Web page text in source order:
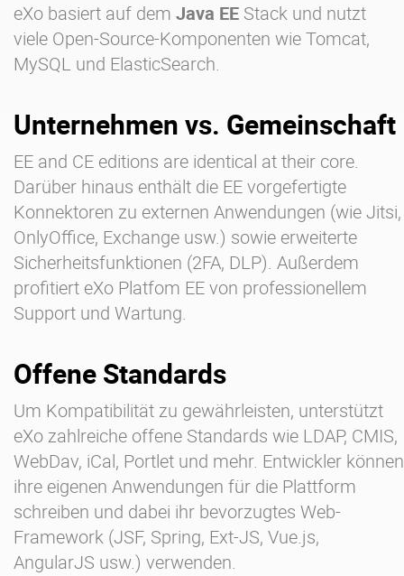
eXo basiert auf dem Java EE Stack und nutzt
viele Open-Source-Komponenten wie Tomcat,
MySQL und ElasticSearch.
Unternehmen vs. Gemeinschaft
EE and CE editions are identical at their core.
Darüber hinaus enthält die EE vorgefertigte
Konnektoren zu externen Anwendungen (wie Jitsi,
OnlyOffice, Exchange usw.) sowie erweiterte
Sicherheitsfunktionen (2FA, DLP). Außerdem
profitiert eXo Platfom EE von professionellem
Support und Wartung.
Offene Standards
Um Kompatibilität zu gewährleisten, unterstützt
eXo zahlreiche offene Standards wie LDAP, CMIS,
WebDav, iCal, Portlet und mehr. Entwickler können
ihre eigenen Anwendungen für die Plattform
schreiben und dabei ihr bevorzugtes Web-
Framework (JSF, Spring, Ext-JS, Vue.js,
AngularJS usw.) verwenden.